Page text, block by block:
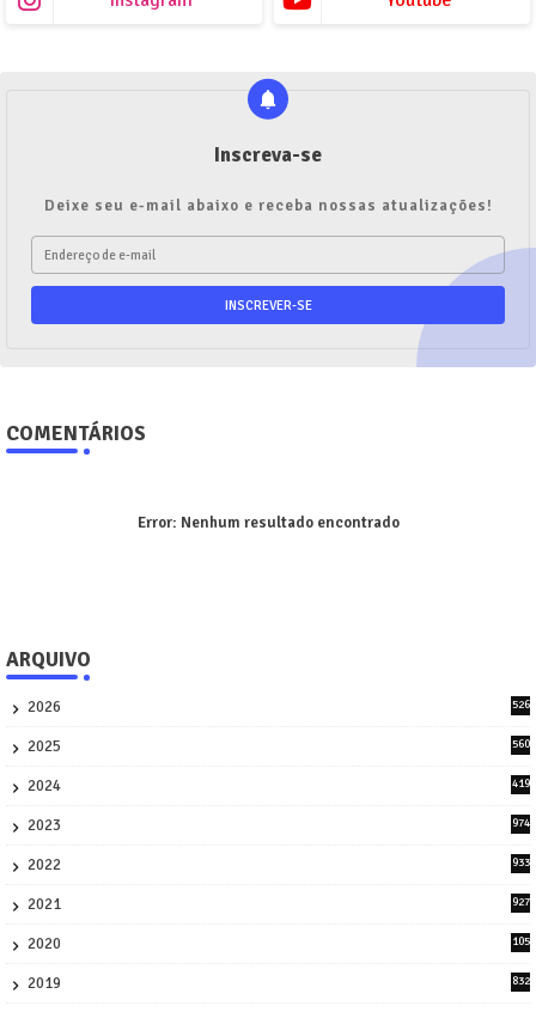
Inscreva-se
Deixe seu e-mail abaixo e receba nossas atualizações!
COMENTÁRIOS
Error: Nenhum resultado encontrado
ARQUIVO
2026
526
2025
560
2024
419
2023
974
2022
933
2021
927
2020
105
2019
832